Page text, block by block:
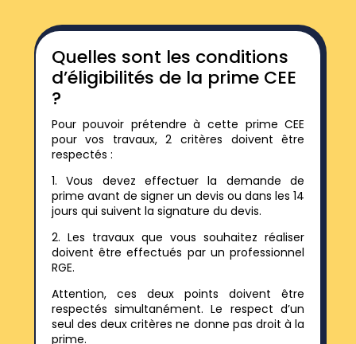
Quelles sont les conditions
d’éligibilités de la prime CEE
?
Pour pouvoir prétendre à cette prime CEE
pour vos travaux, 2 critères doivent être
respectés :
1. Vous devez effectuer la demande de
prime avant de signer un devis ou dans les 14
jours qui suivent la signature du devis.
2. Les travaux que vous souhaitez réaliser
doivent être effectués par un professionnel
RGE.
Attention, ces deux points doivent être
respectés simultanément. Le respect d’un
seul des deux critères ne donne pas droit à la
prime.